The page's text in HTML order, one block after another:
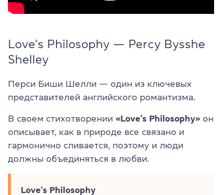
Love’s Philosophy — Percy Bysshe
Shelley
Перси Биши Шелли — один из ключевых
представителей английского романтизма.
В своем стихотворении «Love’s Philosophy» он
описывает, как в природе все связано и
гармонично сливается, поэтому и люди
должны объединяться в любви.
Love’s Philosophy